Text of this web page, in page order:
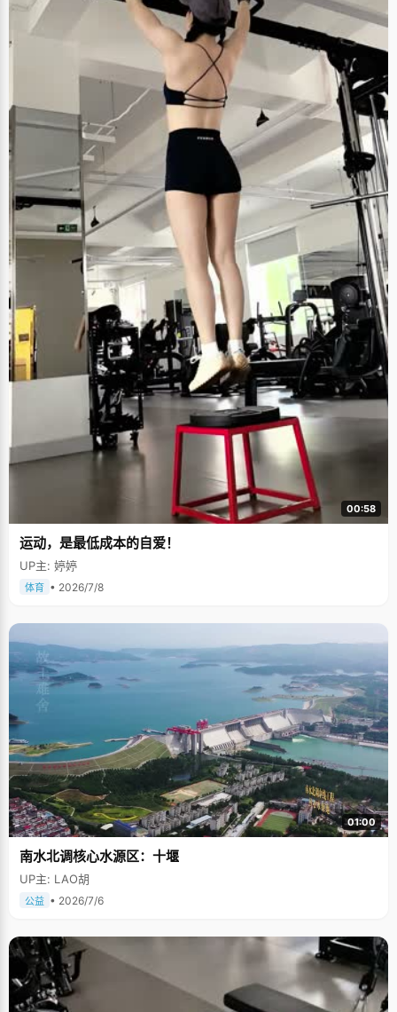
00:58
运动，是最低成本的自爱！
UP主: 婷婷
体育 • 2026/7/8
01:00
南水北调核心水源区：十堰
UP主: LAO胡
公益 • 2026/7/6